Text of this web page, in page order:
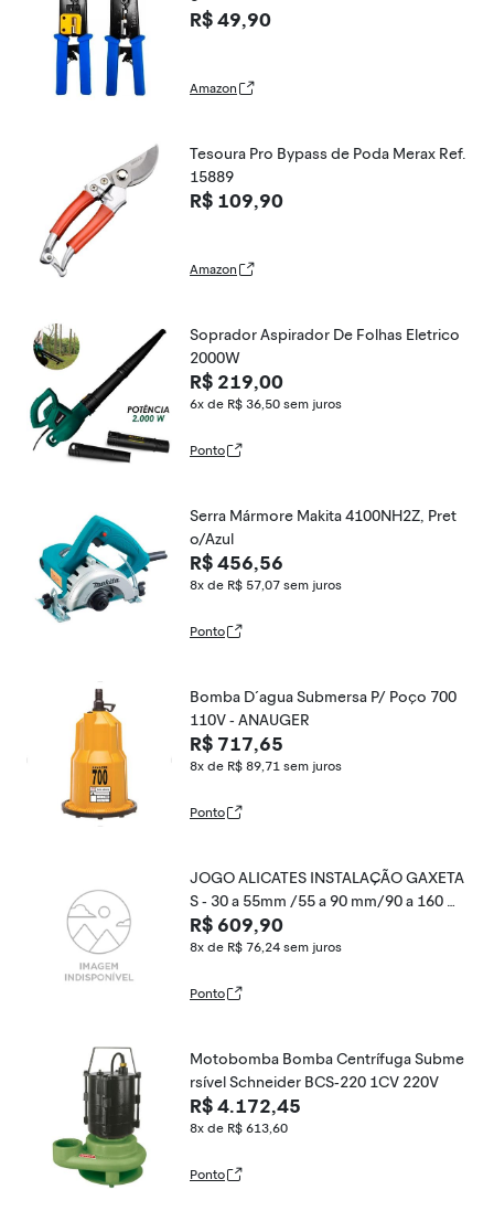
R$ 49,90
Amazon
Tesoura Pro Bypass de Poda Merax Ref.
15889
R$ 109,90
Amazon
Soprador Aspirador De Folhas Eletrico
2000W
R$ 219,00
6x de R$ 36,50 sem juros
Ponto
Serra Mármore Makita 4100NH2Z, Pret
o/Azul
R$ 456,56
8x de R$ 57,07 sem juros
Ponto
Bomba D´agua Submersa P/ Poço 700
110V - ANAUGER
R$ 717,65
8x de R$ 89,71 sem juros
Ponto
JOGO ALICATES INSTALAÇÃO GAXETA
S - 30 a 55mm /55 a 90 mm/90 a 160 m
m
R$ 609,90
8x de R$ 76,24 sem juros
Ponto
Motobomba Bomba Centrífuga Subme
rsível Schneider BCS-220 1CV 220V
R$ 4.172,45
8x de R$ 613,60
Ponto